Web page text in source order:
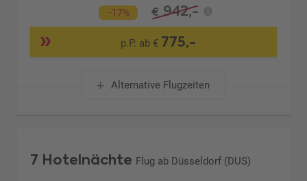
-17% € 942,-
p.P. ab € 775,-
Alternative Flugzeiten
7 Hotelnächte Flug ab Düsseldorf (DUS)